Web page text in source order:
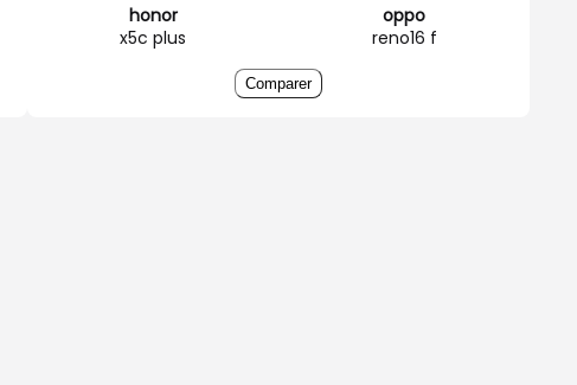
honor
x5c plus
oppo
reno16 f
Comparer